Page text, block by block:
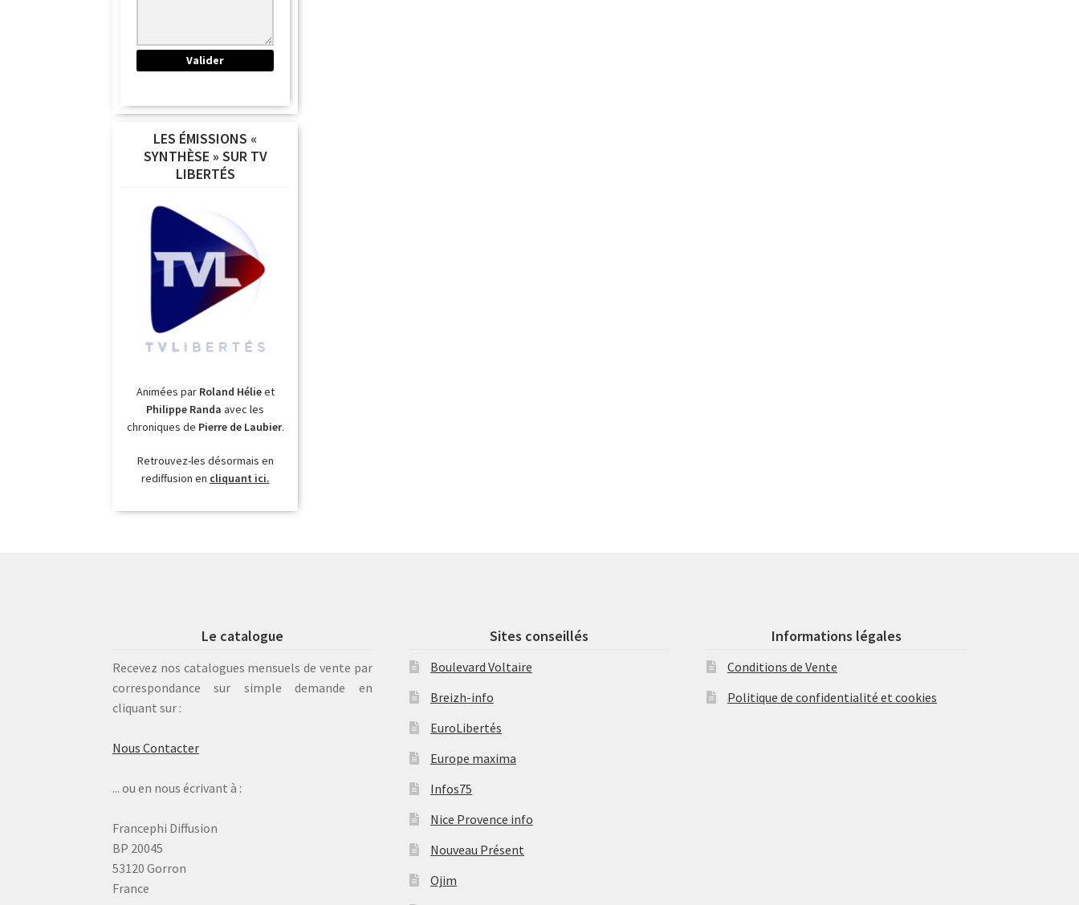
LES ÉMISSIONS «
SYNTHÈSE » SUR TV
LIBERTÉS
Animées par Roland Hélieet
Philippe Randa avec les
chroniques de Pierre de Laubier.
Retrouvez-les désormais en
rediffusion en cliquant ici.
Le catalogue
Recevez nos catalogues mensuels de vente par
correspondance sur simple demande en
cliquant sur :
Nous Contacter
... ou en nous écrivant à :
Francephi Diffusion
BP 20045
53120 Gorron
France
Sites conseillés
Boulevard Voltaire
Breizh-info
EuroLibertés
Europe maxima
Infos75
Nice Provence info
Nouveau Présent
Ojim
Informations légales
Conditions de Vente
Politique de confidentialité et cookies